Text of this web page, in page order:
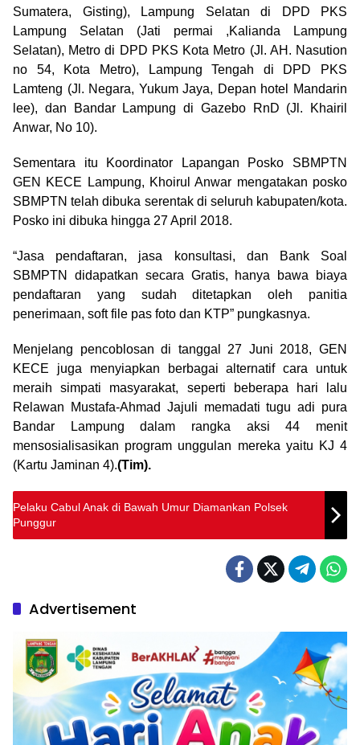
Sumatera, Gisting), Lampung Selatan di DPD PKS
Lampung Selatan (Jati permai ,Kalianda Lampung
Selatan), Metro di DPD PKS Kota Metro (Jl. AH. Nasution
no 54, Kota Metro), Lampung Tengah di DPD PKS
Lamteng (Jl. Negara, Yukum Jaya, Depan hotel Mandarin
lee), dan Bandar Lampung di Gazebo RnD (Jl. Khairil
Anwar, No 10).
Sementara itu Koordinator Lapangan Posko SBMPTN
GEN KECE Lampung, Khoirul Anwar mengatakan posko
SBMPTN telah dibuka serentak di seluruh kabupaten/kota.
Posko ini dibuka hingga 27 April 2018.
“Jasa pendaftaran, jasa konsultasi, dan Bank Soal
SBMPTN didapatkan secara Gratis, hanya bawa biaya
pendaftaran yang sudah ditetapkan oleh panitia
penerimaan, soft file pas foto dan KTP” pungkasnya.
Menjelang pencoblosan di tanggal 27 Juni 2018, GEN
KECE juga menyiapkan berbagai alternatif cara untuk
meraih simpati masyarakat, seperti beberapa hari lalu
Relawan Mustafa-Ahmad Jajuli memadati tugu adi pura
Bandar Lampung dalam rangka aksi 44 menit
mensosialisasikan program unggulan mereka yaitu KJ 4
(Kartu Jaminan 4).(Tim).
Pelaku Cabul Anak di Bawah Umur Diamankan Polsek
Punggur
Advertisement